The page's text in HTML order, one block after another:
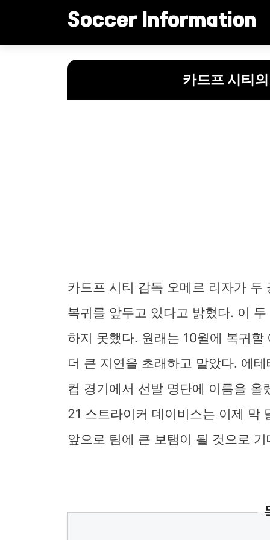
Soccer Information
카드프 시티
카드프 시티 감독 오메르 리자가
복귀를 앞두고 있다고 밝혔다. 이
하지 못했다. 원래는 10월에 복귀
더 큰 지연을 초래하고 말았다. 에
컵 경기에서 선발 명단에 이름을
21 스트라이커 데이비스는 이제 막
앞으로 팀에 큰 보탬이 될 것으로 기